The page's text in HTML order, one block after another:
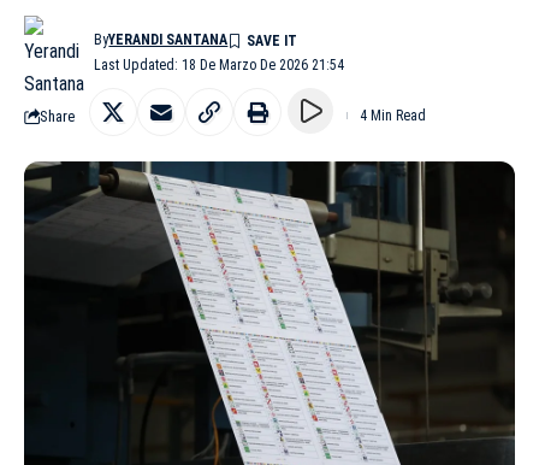
Last Updated: 18 De Marzo De 2026 21:54
ByYERANDI SANTANA
Share 4 Min Read